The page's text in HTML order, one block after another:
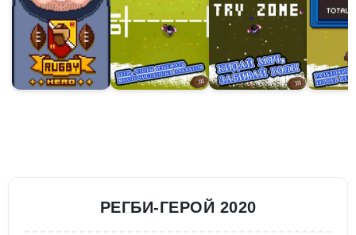
РЕГБИ-ГЕРОЙ 2020